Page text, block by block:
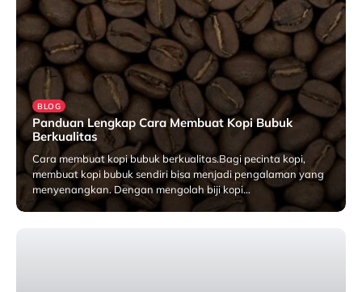
BLOG
Panduan Lengkap Cara Membuat Kopi Bubuk
Berkualitas
Cara membuat kopi bubuk berkualitas.Bagi pecinta kopi,
membuat kopi bubuk sendiri bisa menjadi pengalaman yang
menyenangkan. Dengan mengolah biji kopi…
Maret 3, 2025